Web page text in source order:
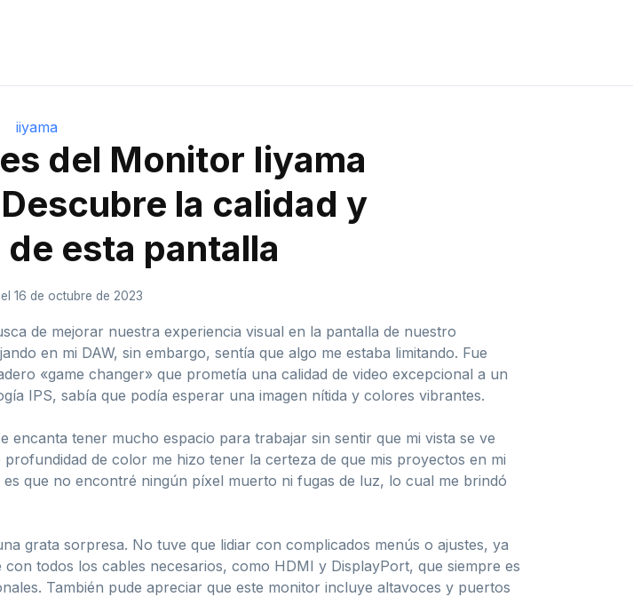
iiyama
del Monitor Iiyama
la calidad y
esta pantalla
16 de octubre de 2023
de mejorar nuestra experiencia visual en la pantalla de nuestro
en mi DAW, sin embargo, sentía que algo me estaba limitando. Fue
«game changer» que prometía una calidad de video excepcional a un
IPS, sabía que podía esperar una imagen nítida y colores vibrantes.
tener mucho espacio para trabajar sin sentir que mi vista se ve
de color me hizo tener la certeza de que mis proyectos en mi
que no encontré ningún píxel muerto ni fugas de luz, lo cual me brindó
grata sorpresa. No tuve que lidiar con complicados menús o ajustes, ya
todos los cables necesarios, como HDMI y DisplayPort, que siempre es
También pude apreciar que este monitor incluye altavoces y puertos